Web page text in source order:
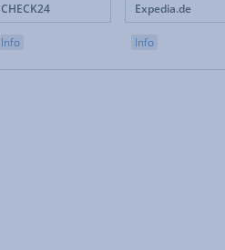
CHECK24
Info
Expedia.de
Info